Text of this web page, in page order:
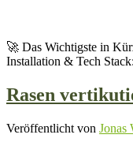
🚀 Das Wichtigste in
Installation & Tech
Rasen
Veröffentlicht von Jonas